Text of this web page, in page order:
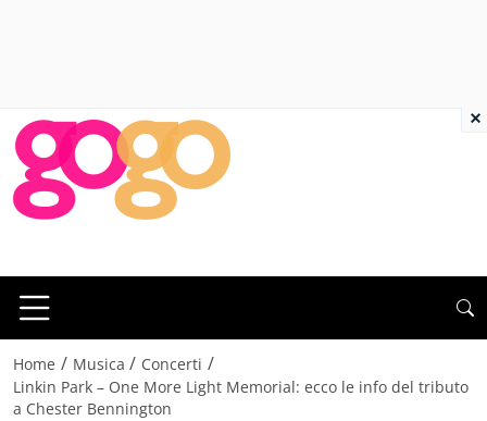
Home / Musica / Concerti /
Linkin Park – One More Light Memorial: ecco le info del tributo
a Chester Bennington
×